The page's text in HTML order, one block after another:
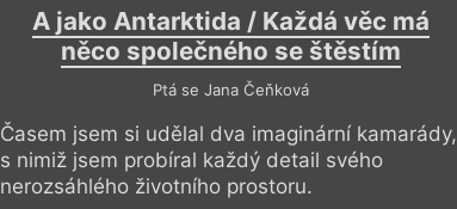
A jako Antarktida / Každá věc má
něco společného se štěstím
Ptá se Jana Čeňková
Časem jsem si udělal dva imaginární kamarády,
s nimiž jsem probíral každý detail svého
nerozsáhlého životního prostoru.